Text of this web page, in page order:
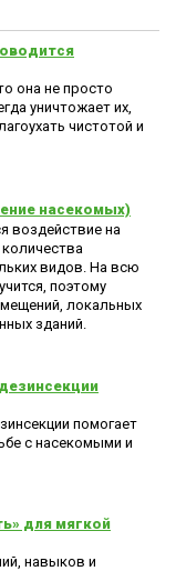
она не просто
уничтожает их,
чистотой и
насекомых)
воздействие на
видов. На всю
поэтому
локальных
зданий.
помогает
с насекомыми и
для мягкой
навыков и